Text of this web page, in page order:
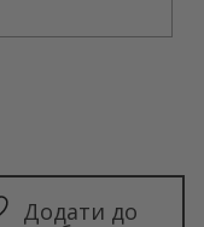
Додати до